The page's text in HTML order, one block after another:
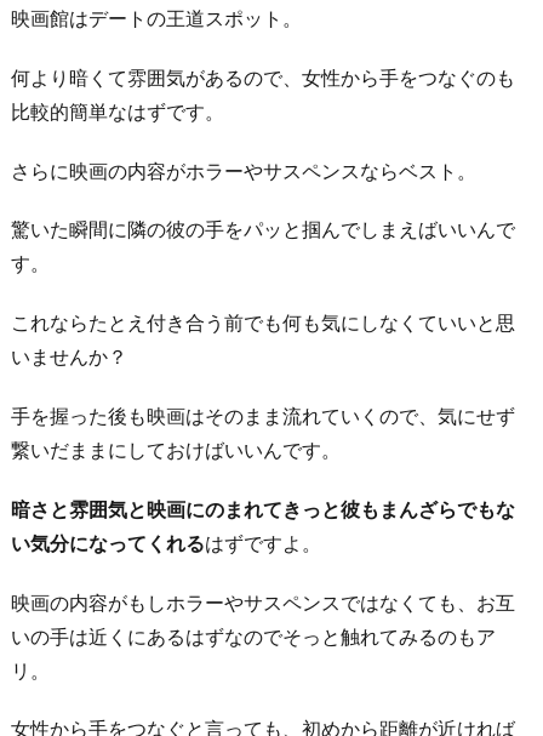
ッ
プ
ル
多
デ
ス
ポ
ッ
ト
手
が
れ
た
映画館はデートの王道スポット。
何より暗くて雰囲気があるので、女性から手をつなぐのも
比較的簡単なはずです。
さらに映画の内容がホラーやサスペンスならベスト。
驚いた瞬間に隣の彼の手をパッと掴んでしまえばいいんで
す。
これならたとえ付き合う前でも何も気にしなくていいと思
いませんか？
手を握った後も映画はそのまま流れていくので、気にせず
繋いだままにしておけばいいんです。
暗さと雰囲気と映画にのまれてきっと彼もまんざらでもな
い気分になってくれるはずですよ。
映画の内容がもしホラーやサスペンスではなくても、お互
いの手は近くにあるはずなのでそっと触れてみるのもア
リ。
女性から手をつなぐと言っても、初めから距離が近ければ